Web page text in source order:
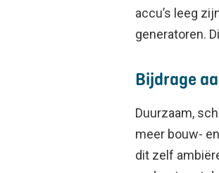
accu’s leeg
generatoren.
Bijdrage
Duurzaam,
meer bouw-
dit zelf